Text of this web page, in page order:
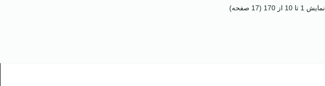
نمایش 1 تا 10 از 170 (17 صفحه)